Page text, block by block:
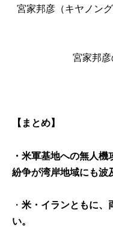
宮家邦彦（キヤノン
宮家邦
【まとめ】
・米軍基地への無人
紛争が湾岸地域にも波
・米・イランともに、
い。